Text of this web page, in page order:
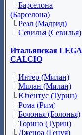
Барселона
(Барселона)
Реал (Мадрид)
Севилья (Севилья)
Итальянская LEGA
CALCIO
Интер (Милан)
Милан (Милан)
Ювентус (Турин)
Рома (Рим)
Болонья (Болонья)
Торино (Турин)
Дженоа (Генуя)